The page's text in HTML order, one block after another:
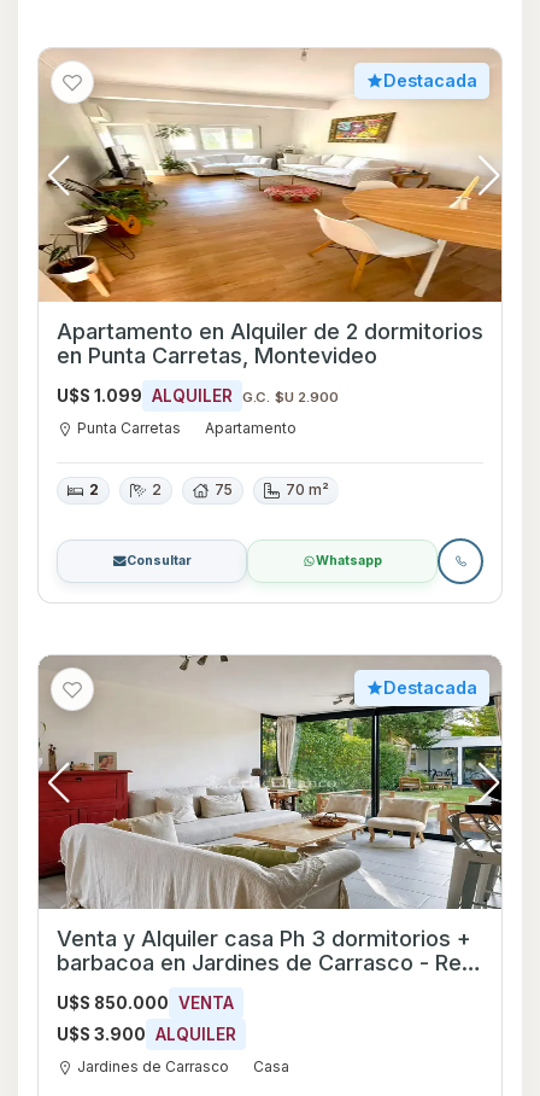
Destacada
Apartamento en Alquiler de 2 dormitorios
en Punta Carretas, Montevideo
U$S 1.099 ALQUILER G.C. $U 2.900
Punta Carretas Apartamento
2 2 75 70 m²
Consultar Whatsapp
Destacada
Venta y Alquiler casa Ph 3 dormitorios +
barbacoa en Jardines de Carrasco - Ref
U$S 850.000 VENTA
U$S 3.900 ALQUILER
Jardines de Carrasco Casa